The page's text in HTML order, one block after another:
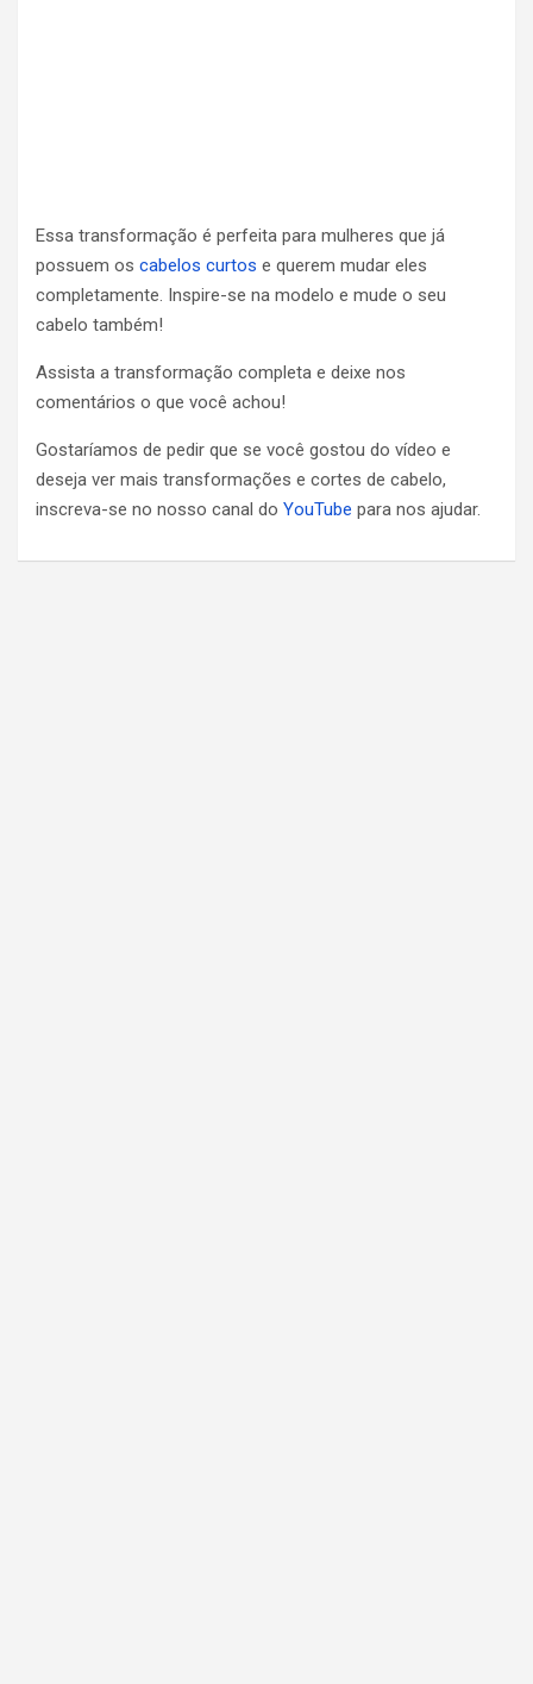
Essa transformação é perfeita para mulheres que já
possuem os cabelos curtos e querem mudar eles
completamente. Inspire-se na modelo e mude o seu
cabelo também!
Assista a transformação completa e deixe nos
comentários o que você achou!
Gostaríamos de pedir que se você gostou do vídeo e
deseja ver mais transformações e cortes de cabelo,
inscreva-se no nosso canal do YouTube para nos ajudar.